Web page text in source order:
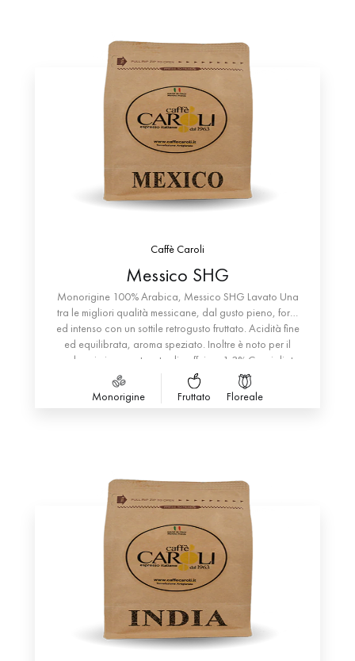
Caffè Caroli
Messico SHG
Monorigine 100% Arabica, Messico SHG Lavato Una
tra le migliori qualità messicane, dal gusto pieno, forte
ed intenso con un sottile retrogusto fruttato. Acidità fine
ed equilibrata, aroma speziato. Inoltre è noto per il
suo bassissimo contenuto di caffeina: 1,3% Consigliato
sia per moka che per espresso
Monorigine
Fruttato Floreale